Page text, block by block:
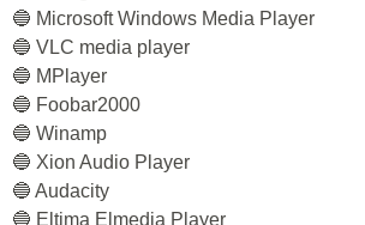
🔵 Microsoft Windows Media Player
🔵 VLC media player
🔵 MPlayer
🔵 Foobar2000
🔵 Winamp
🔵 Xion Audio Player
🔵 Audacity
🔵 Eltima Elmedia Player